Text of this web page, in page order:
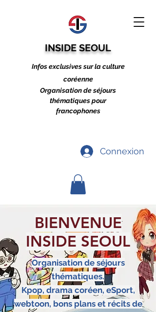
INSIDE SEOUL
Infos exclusives sur la culture
coréenne
Organisation de séjours
thématiques pour
francophones
Connexion
BIENVENUE
INSIDE SEOUL
Organisation de séjours
thématiques.
Kpop, drama coréen, eSport,
webtoon, bons plans et récits de